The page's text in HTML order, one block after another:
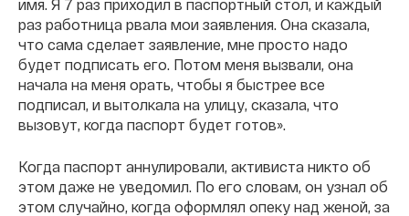
имя. Я 7 раз приходил в паспортный стол, и каждый
раз работница рвала мои заявления. Она сказала,
что сама сделает заявление, мне просто надо
будет подписать его. Потом меня вызвали, она
начала на меня орать, чтобы я быстрее все
подписал, и вытолкала на улицу, сказала, что
вызовут, когда паспорт будет готов».
Когда паспорт аннулировали, активиста никто об
этом даже не уведомил. По его словам, он узнал об
этом случайно, когда оформлял опеку над женой, за